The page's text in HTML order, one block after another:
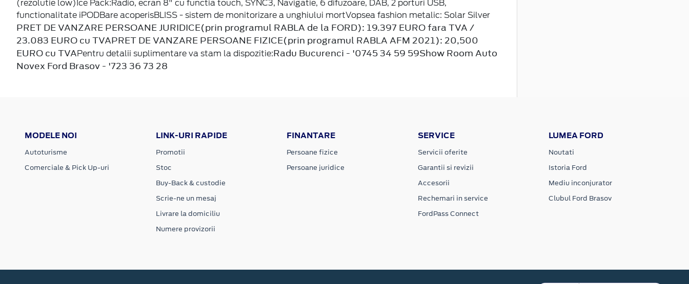
(rezolutie low)Ice Pack:Radio, ecran 8" cu functia touch, SYNC3, Navigatie, 6 difuzoare, DAB, 2 porturi USB,
functionalitate iPODBare acoperisBLISS - sistem de monitorizare a unghiului mortVopsea fashion metalic: Solar Silver
PRET DE VANZARE PERSOANE JURIDICE(prin programul RABLA de la FORD): 19.397 EURO fara TVA /
23.083 EURO cu TVAPRET DE VANZARE PERSOANE FIZICE(prin programul RABLA AFM 2021): 20,500
EURO cu TVAPentru detalii suplimentare va stam la dispozitie:Radu Bucurenci - '0745 34 59 59Show Room Auto
Novex Ford Brasov - '723 36 73 28
MODELE NOI
Autoturisme
Comerciale & Pick Up-uri
LINK-URI RAPIDE
Promotii
Stoc
Buy-Back & custodie
Scrie-ne un mesaj
Livrare la domiciliu
Numere provizorii
FINANTARE
Persoane fizice
Persoane juridice
SERVICE
Servicii oferite
Garantii si revizii
Accesorii
Rechemari in service
FordPass Connect
LUMEA FORD
Noutati
Istoria Ford
Mediu inconjurator
Clubul Ford Brasov